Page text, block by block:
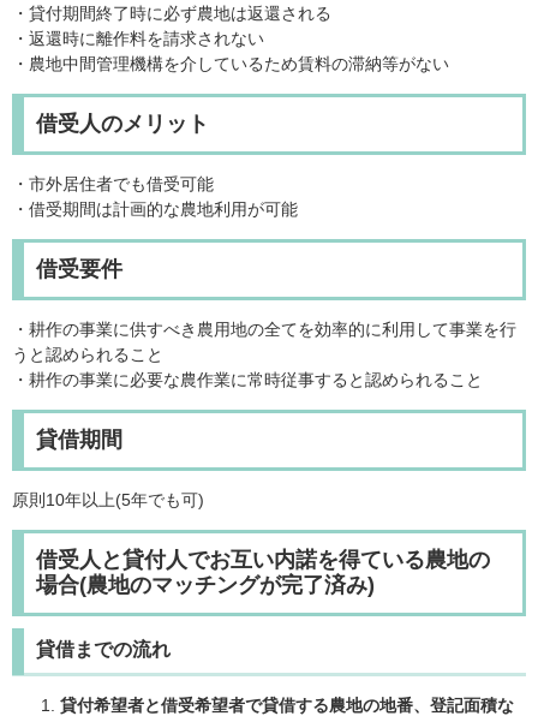
・貸付期間終了時に必ず農地は返還される
・返還時に離作料を請求されない
・農地中間管理機構を介しているため賃料の滞納等がない
借受人のメリット
・市外居住者でも借受可能
・借受期間は計画的な農地利用が可能
借受要件
・耕作の事業に供すべき農用地の全てを効率的に利用して事業を行
うと認められること
・耕作の事業に必要な農作業に常時従事すると認められること
貸借期間
原則10年以上(5年でも可)
借受人と貸付人でお互い内諾を得ている農地の
場合(農地のマッチングが完了済み)
貸借までの流れ
貸付希望者と借受希望者で貸借する農地の地番、登記面積な